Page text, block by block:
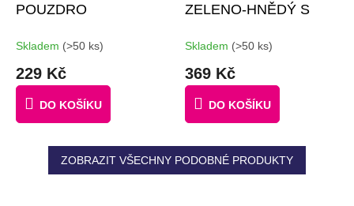
POUZDRO
#GIFTS #BROŽURKA
KREATIVNÍCH
NÁPADŮ | 30 MALÝCH
ČERNÝCH PIXELŮ
ZDARMA
Skladem (>50 ks)
229 Kč
DO KOŠÍKU
ZELENO-HNĚDÝ S
Skladem (>50 ks)
369 Kč
DO KOŠÍKU
ZOBRAZIT VŠECHNY PODOBNÉ PRODUKTY